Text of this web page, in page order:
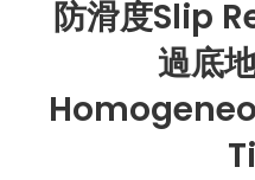
防滑度Slip
過底